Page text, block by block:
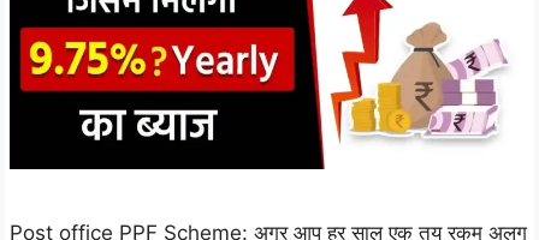
Post office PPF Scheme: अगर आप हर साल एक तय रकम अलग